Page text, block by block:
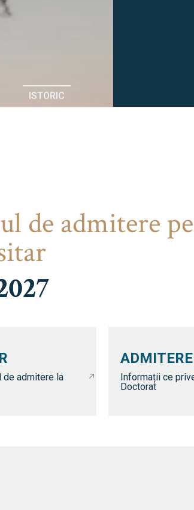
ISTORIC
de admitere
de admitere la
Informații ce
Doctorat